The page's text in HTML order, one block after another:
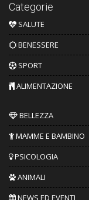
Categorie
SALUTE
BENESSERE
SPORT
ALIMENTAZIONE
BELLEZZA
MAMME E BAMBINO
PSICOLOGIA
ANIMALI
NEWS ED EVENTI